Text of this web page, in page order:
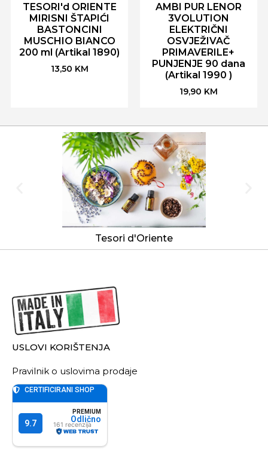
TESORI'd ORIENTE
MIRISNI ŠTAPIĆI
BASTONCINI
MUSCHIO BIANCO
200 ml (Artikal 1890)
13,50 KM
AMBI PUR LENOR
3VOLUTION
ELEKTRIČNI
OSVJEŽIVAČ
PRIMAVERILE+
PUNJENJE 90 dana
(Artikal 1990 )
19,90 KM
Tesori d'Oriente
USLOVI KORIŠTENJA
Pravilnik o uslovima prodaje